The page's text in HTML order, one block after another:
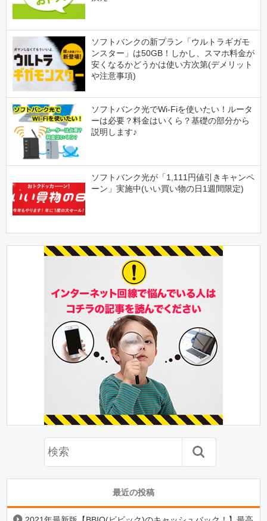
ソフトバンクの新プラン「ウルトラギガモ
ンスター」は50GB！しかし、スマホ料金が
安くなるかどうかは使い方次第(デメリット
や注意事項)
ソフトバンク光でWi-Fiを使いたい！ルータ
ーは必要？料金はいくら？基礎の部分から
説明します♪
ソフトバンク光が「1,111円値引きキャンペ
ーン」実施中(いい買い物の日1週間限定)
最近の投稿